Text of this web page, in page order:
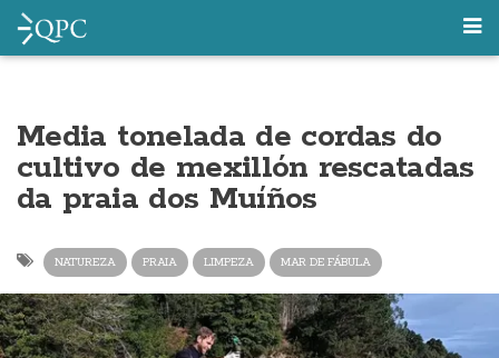
Media tonelada de cordas do
cultivo de mexillón rescatadas
da praia dos Muíños
NATUREZA PRAIA LIMPEZA MAR DE FÁBULA